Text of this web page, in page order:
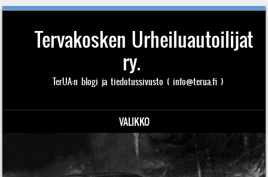
Tervakosken Urheiluautoilijat
ry.
TerUA:n blogi ja tiedotussivusto ( info@terua.fi )
VALIKKO